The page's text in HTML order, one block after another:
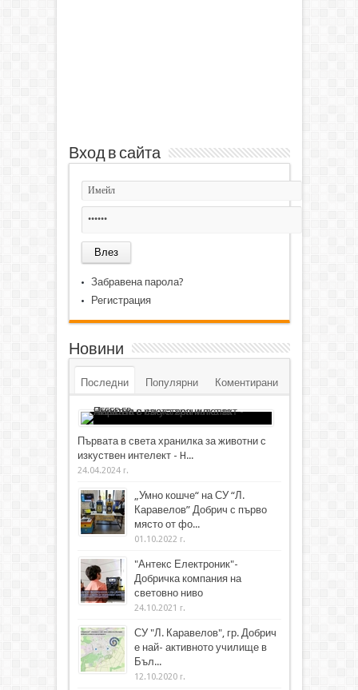
Вход в сайта
Забравена парола?
Регистрация
Новини
Последни Популярни Коментирани
Първата в света хранилка за животни с
изкуствен интелект - H...
24.04.2024 г.
„Умно кошче“ на СУ “Л.
Каравелов” Добрич с първо
място от фо...
01.10.2022 г.
"Антекс Електроник"-
Добричка компания на
световно ниво
24.10.2021 г.
СУ "Л. Каравелов", гр. Добрич
е най- активното училище в
Бъл...
12.10.2020 г.